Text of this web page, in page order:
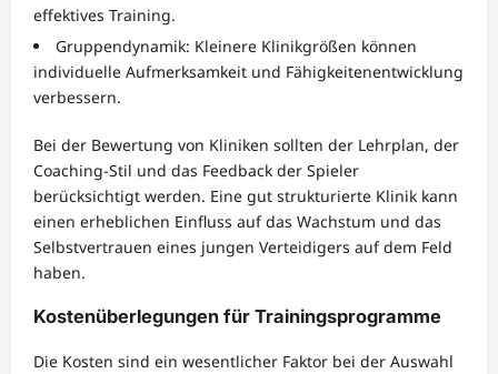
effektives Training.
Gruppendynamik: Kleinere Klinikgrößen können
individuelle Aufmerksamkeit und Fähigkeitenentwicklung
verbessern.
Bei der Bewertung von Kliniken sollten der Lehrplan, der
Coaching-Stil und das Feedback der Spieler
berücksichtigt werden. Eine gut strukturierte Klinik kann
einen erheblichen Einfluss auf das Wachstum und das
Selbstvertrauen eines jungen Verteidigers auf dem Feld
haben.
Kostenüberlegungen für Trainingsprogramme
Die Kosten sind ein wesentlicher Faktor bei der Auswahl